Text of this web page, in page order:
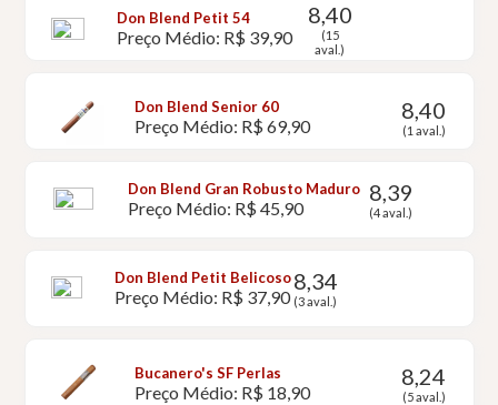
Don Blend Petit 54
Preço Médio: R$ 39,90
8,40
(15
aval.)
Don Blend Senior 60
Preço Médio: R$ 69,90
8,40
(1 aval.)
Don Blend Gran Robusto Maduro
Preço Médio: R$ 45,90
8,39
(4 aval.)
Don Blend Petit Belicoso
Preço Médio: R$ 37,90
8,34
(3 aval.)
Bucanero's SF Perlas
Preço Médio: R$ 18,90
8,24
(5 aval.)